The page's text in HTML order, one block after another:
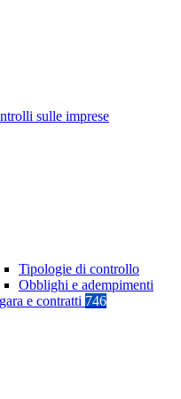
sulle imprese
Tipologie di controllo
Obblighi e adempimenti
e contratti 746